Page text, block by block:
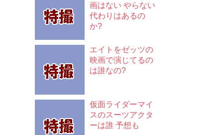
画はない やらない
代わりはあるの
か?
エイトをゼッツの
映画で演じてるの
は誰なの?
仮面ライダーマイ
スのスーツアクタ
ーは誰 予想も